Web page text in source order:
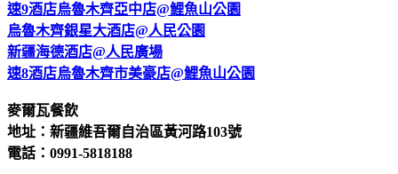
速9酒店烏魯木齊亞中店@鯉魚山公園
烏魯木齊銀星大酒店@人民公園
新疆海德酒店@人民廣場
速8酒店烏魯木齊市美豪店@鯉魚山公園
麥爾瓦餐飲
地址：新疆維吾爾自治區黃河路103號
電話：0991-5818188